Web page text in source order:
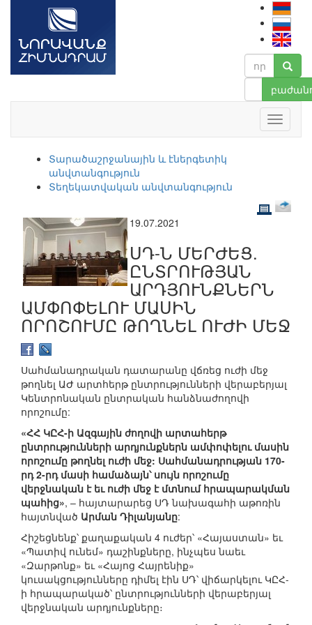
Տարածաշրջանային և էներգետիկ
անվտանգություն
Տեղեկատվական անվտանգություն
19.07.2021
ՍԴ-Ն ՄԵՐԺԵՑ.
ԸՆՏՐՈՒԹՅԱՆ
ԱՐԴՅՈՒՆՔՆԵՐՆ
ԱՄՓՈՓԵԼՈՒ ՄԱՍԻՆ
ՈՐՈՇՈՒՄԸ ԹՈՂՆԵԼ ՈՒԺԻ ՄԵՋ
Սահմանադրական դատարանը վճռեց ուժի մեջ
թողնել ԱԺ արտհերթ ընտրությունների վերաբերյալ
Կենտրոնական ընտրական հանձնաժողովի
որոշումը:
«ՀՀ ԿԸՀ-ի Ազգային ժողովի արտահերթ
ընտրությունների արդյունքներն ամփոփելու մասին
որոշումը թողնել ուժի մեջ: Սահմանադրության 170-
րդ 2-րդ մասի համաձայն՝ սույն որոշումը
վերջնական է եւ ուժի մեջ է մտնում հրապարակման
պահից», – հայտարարեց ՍԴ նախագահի աթոռին
հայտնված Արման Դիլանյանը:
Հիշեցնենք՝ քաղաքական 4 ուժեր՝ «Հայաստան» եւ
«Պատիվ ունեմ» դաշինքները, ինչպես նաեւ
«Զարթոնք» եւ «Հայոց Հայրենիք»
կուսակցությունները դիմել էին ՍԴ՝ վիճարկելու ԿԸՀ-
ի հրապարակած՝ ընտրությունների վերաբերյալ
վերջնական արդյունքները։